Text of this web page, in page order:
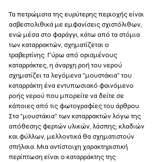
Τα πετρώματα της ευρύτερης περιοχής είναι
ασβεστολιθικά με εμφανίσεις σχιστόλιθων,
ενώ μέσα στο φαράγγι, κάτω από τα στόμια
των καταρρακτών, σχηματίζεται ο
τραβερτίνης. Γύρω από ορισμένους
καταρράκτες, η άναρχη ροή του νερού
σχηματίζει τα λεγόμενα "μουστάκια" του
καταρράκτη ένα εντυπωσιακό φαινόμενο
ροής νερού που μπορείτε να δείτε σε
κάποιες από τις φωτογραφίες του άρθρου.
Στα "μουστάκια" των καταρρακτών λόγω της
απόθεσης φερτών υλικών, λάσπης, κλαδιών
και φύλλων, μελλοντικά θα σχηματιστούν
σπήλαια. Μια αντίστοιχη χαρακτηριστική
περίπτωση είναι ο καταρράκτης της